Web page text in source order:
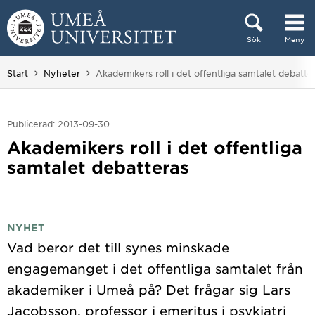
Hoppa direkt till innehållet
Sök Meny
Huvudmenyn dold.
Start Nyheter Du är här:
Akademikers roll i det offentliga samtalet
Publicerad: 2013-09-30
Akademikers roll i det offentliga
samtalet debatteras
NYHET
Vad beror det till synes minskade
engagemanget i det offentliga samtalet från
akademiker i Umeå på? Det frågar sig Lars
Jacobsson, professor i emeritus i psykiatri